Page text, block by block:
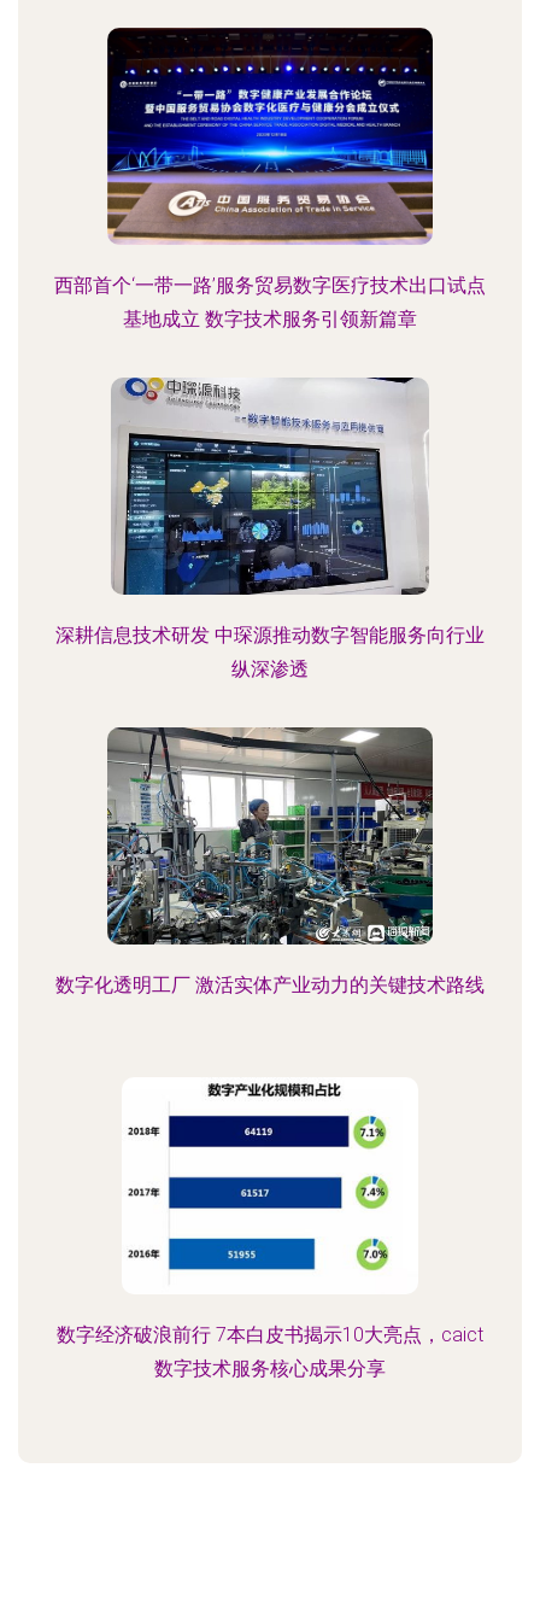
西部首个‘一带一路’服务贸易数字医疗技术出口试点
基地成立 数字技术服务引领新篇章
深耕信息技术研发 中琛源推动数字智能服务向行业
纵深渗透
数字化透明工厂 激活实体产业动力的关键技术路线
数字经济破浪前行 7本白皮书揭示10大亮点，caict
数字技术服务核心成果分享